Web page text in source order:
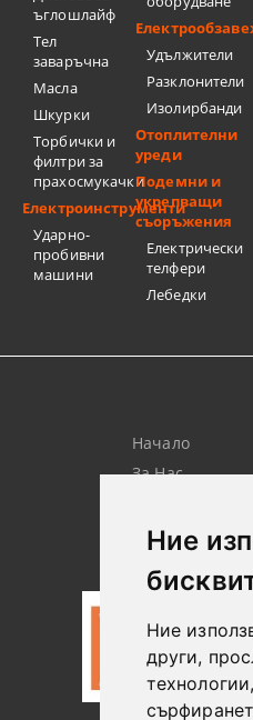
Ние
Ние
други,
ъглошлайф
Тел
заваръчна
Масла
Шкурки
Торбички и
филтри за
прахосмукачки
Електроинструменти
Ударно-
пробивни
машини
Удължители
Разклонители
Изолирбанди
Отоплителни
уреди
Подемни и
укрепващи
съоръжения
Електрически
телфери
Лебедки
Начало
За Нас
Лични
Данни